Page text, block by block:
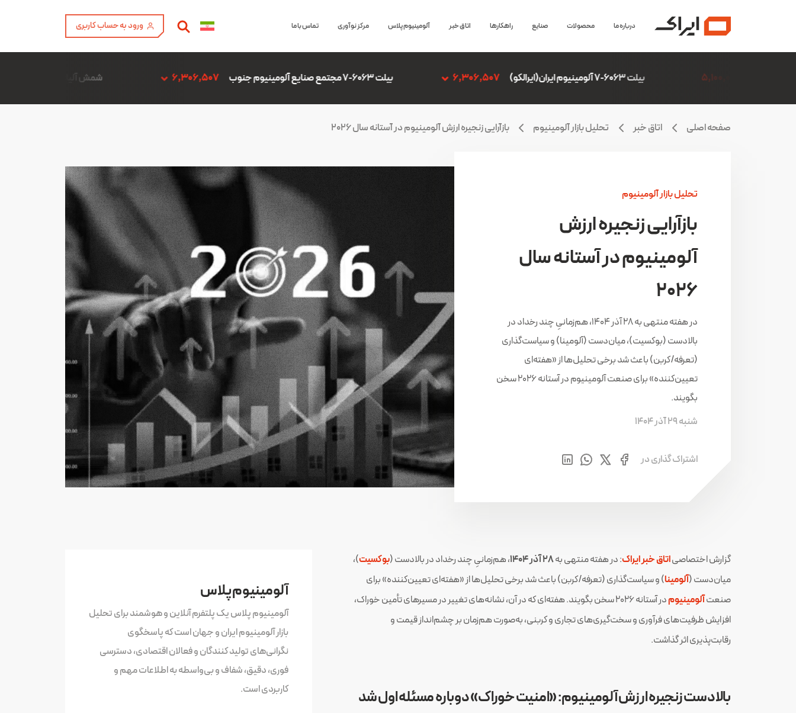
درباره ما محصولات صنایع راهکارها اتاق خبر آلومینیوم پلاس مرکز نوآوری تماس با ما ورود به حساب کاربری
بیلت 6063-7 مجتمع صنایع آلومینیوم جنوب 6,306,507 شمش آلیاژ ADC12 فن آوری آمیتیس آلومینیوم گلپایگان 6,306,507
صفحه اصلی اتاق خبر تحلیل بازار آلومینیوم بازآرایی زنجیره ارزش آلومینیوم در آستانه سال ۲۰۲۶
تحلیل بازار آلومینیوم
بازآرایی زنجیره ارزش
آلومینیوم در آستانه سال
۲۰۲۶
در هفته منتهی به ۲۸ آذر ۱۴۰۴، هم‌زمانیِ چند رخداد در
بالادست (بوکسیت)، میان‌دست (آلومینا) و سیاست‌گذاری
(تعرفه/کربن) باعث شد برخی تحلیل‌ها از «هفته‌ای
تعیین‌کننده» برای صنعت آلومینیوم در آستانه ۲۰۲۶ سخن
بگویند.
شنبه 29 آذر 1404
اشتراک گذاری در
گزارش اختصاصیاتاق خبر ایراک: در هفته منتهی به۲۸ آذر ۱۴۰۴ ، هم‌زمانیِ چند رخداد در بالادست (بوکسیت)،
میان‌دست (آلومینا) و سیاست‌گذاری (تعرفه/کربن) باعث شد برخی تحلیل‌ها از «هفته‌ای تعیین‌کننده» برای
صنعتآلومینیوم
در آستانه ۲۰۲۶ سخن بگویند. هفته‌ای که در آن، نشانه‌های تغییر در مسیرهای تأمین خوراک،
افزایش ظرفیت‌های فرآوری و سخت‌گیری‌های تجاری و کربنی، به‌صورت هم‌زمان بر چشم‌انداز قیمت و
رقابت‌پذیری اثر گذاشت.
بالادست زنجیره ارزش آلومینیوم: «امنیت خوراک» دوباره مسئله اول شد
آلومینیوم پلاس
آلومینیوم پلاس یک پلتفرم آنلاین و هوشمند برای تحلیل
بازار آلومینیوم ایران و جهان است که پاسخگوی
نگرانی‌های تولید کنندگان و فعالان اقتصادی، دسترسی
فوری، دقیق، شفاف و بی‌واسطه به اطلاعات مهم و
کاربردی است.